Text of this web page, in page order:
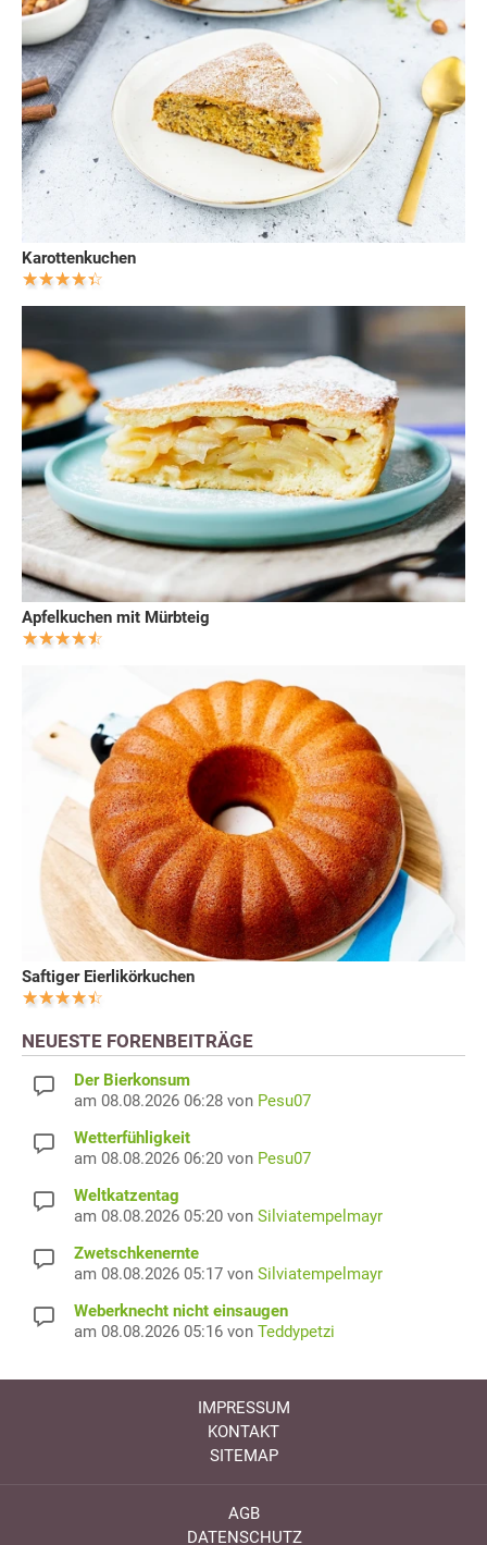
Karottenkuchen
Apfelkuchen mit Mürbteig
Saftiger Eierlikörkuchen
NEUESTE FORENBEITRÄGE
Der Bierkonsum
am 08.08.2026 06:28 von Pesu07
Wetterfühligkeit
am 08.08.2026 06:20 von Pesu07
Weltkatzentag
am 08.08.2026 05:20 von Silviatempelmayr
Zwetschkenernte
am 08.08.2026 05:17 von Silviatempelmayr
Weberknecht nicht einsaugen
am 08.08.2026 05:16 von Teddypetzi
IMPRESSUM
KONTAKT
SITEMAP
AGB
DATENSCHUTZ